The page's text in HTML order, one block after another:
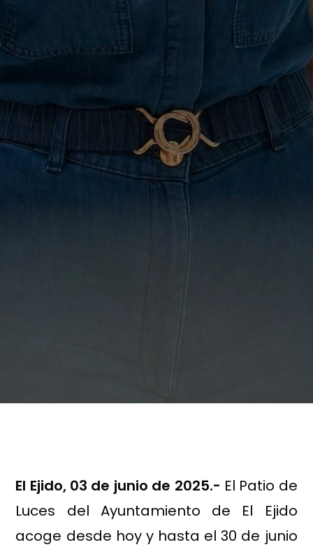
El Ejido, 03 de junio de 2025.- El Patio de
Luces del Ayuntamiento de El Ejido
acoge desde hoy y hasta el 30 de junio